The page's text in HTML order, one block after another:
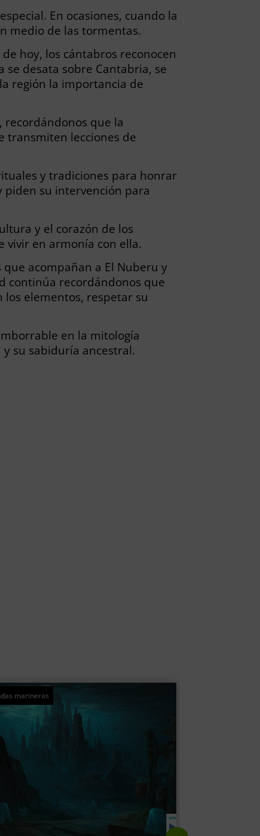
En ocasiones, cuando la
medio de las tormentas.
hoy, los cántabros reconocen
desata sobre Cantabria, se
región la importancia de
recordándonos que la
transmiten lecciones de
y tradiciones para honrar
piden su intervención para
y el corazón de los
vivir en armonía con ella.
acompañan a El Nuberu y
continúa recordándonos que
elementos, respetar su
en la mitología
su sabiduría ancestral.